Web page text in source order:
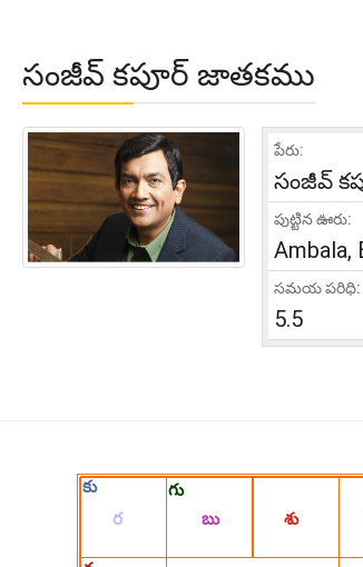
సంజీవ్ కపూర్ జాతకము
పేరు:
సంజీవ్
పుట్టిన ఊరు:
Ambala,
సమయ పరిధి:
5.5